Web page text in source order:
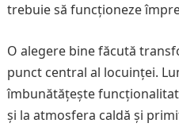
trebuie să funcționeze
O alegere bine făcută
punct central al locuinței.
îmbunătățește
și la atmosfera caldă și